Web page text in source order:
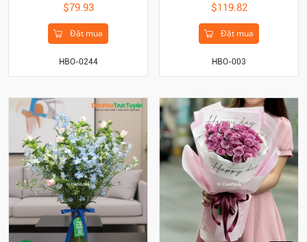
$79.93
Đặt mua
HBO-0244
$119.82
Đặt mua
HBO-003